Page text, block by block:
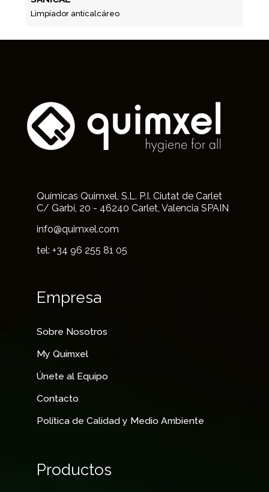
Limpiador anticalcáreo
Químicas Quimxel, S.L. P.I. Ciutat de Carlet
C/ Garbí, 20 - 46240 Carlet, Valencia SPAIN
info@quimxel.com
tel: +34 96 255 81 05
Empresa
Sobre Nosotros
My Quimxel
Únete al Equipo
Contacto
Política de Calidad y Medio Ambiente
Productos